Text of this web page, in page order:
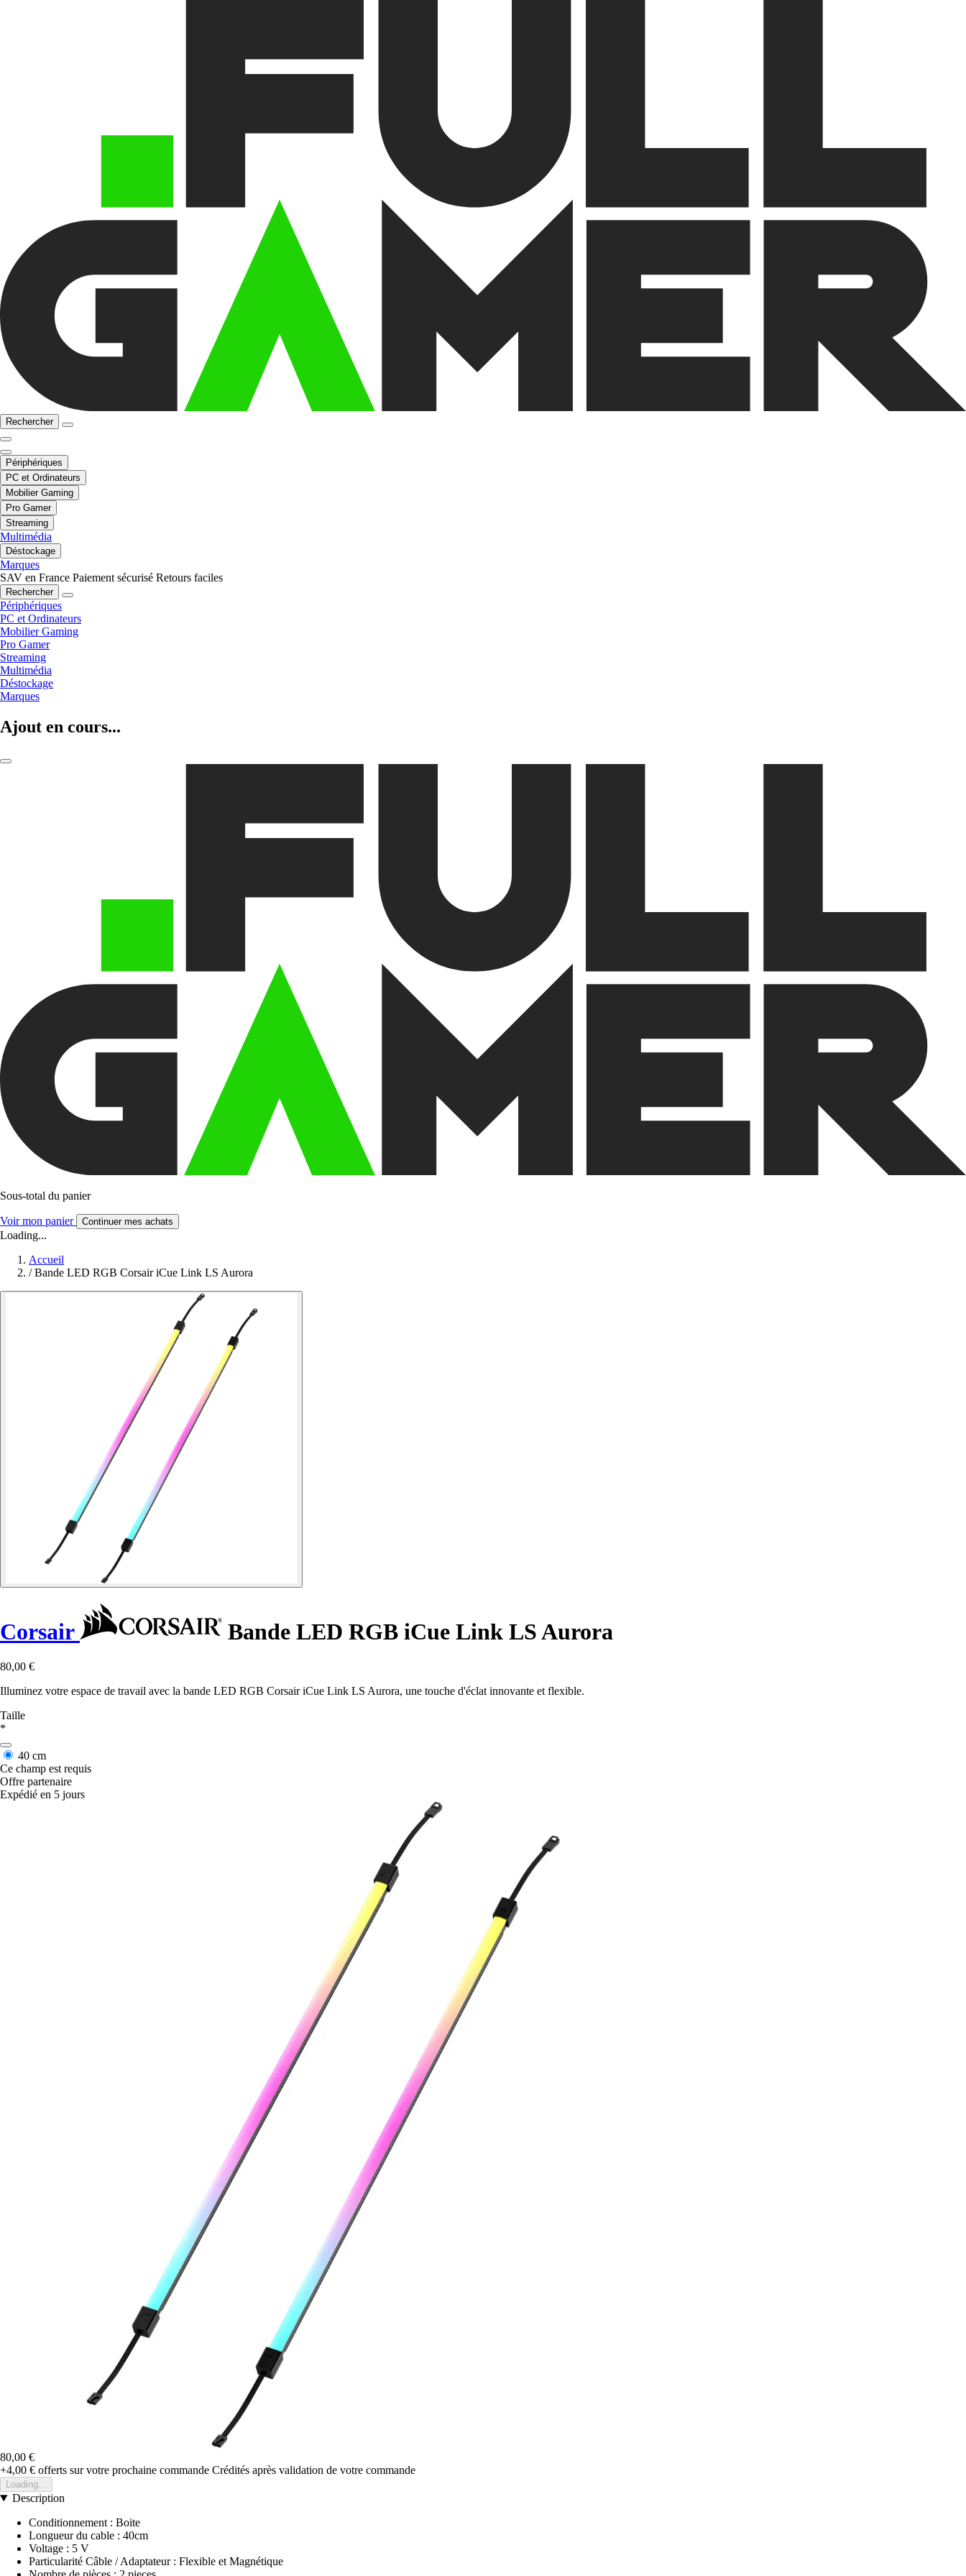
Rechercher
Périphériques
PC et Ordinateurs
Mobilier Gaming
Pro Gamer
Streaming
Multimédia
Déstockage
Marques
SAV en France Paiement sécurisé Retours faciles
Rechercher
Périphériques
PC et Ordinateurs
Mobilier Gaming
Pro Gamer
Streaming
Multimédia
Déstockage
Marques
Ajout en cours...
Sous-total du panier
Voir mon panier Continuer mes achats
Loading...
Accueil
/ Bande LED RGB Corsair iCue Link LS Aurora
Corsair Bande LED RGB iCue Link LS Aurora
80,00 €
Illuminez votre espace de travail avec la bande LED RGB Corsair iCue Link LS Aurora, une touche d'éclat innovante et flexible.
Taille
*
40 cm
Ce champ est requis
Offre partenaire
Expédié en 5 jours
80,00 €
+4,00 € offerts sur votre prochaine commande Crédités après validation de votre commande
Loading...
Description
Conditionnement : Boite
Longueur du cable : 40cm
Voltage : 5 V
Particularité Câble / Adaptateur : Flexible et Magnétique